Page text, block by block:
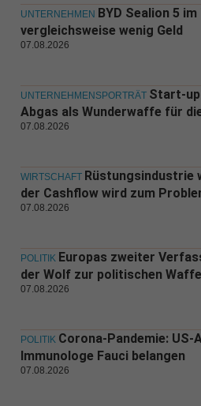
UNTERNEHMEN BYD Sealion 5
vergleichsweise wenig Geld
07.08.2026
UNTERNEHMENSPORTRÄT Start-up
Abgas als Wunderwaffe für
07.08.2026
WIRTSCHAFT Rüstungsindustrie
der Cashflow wird zum
07.08.2026
POLITIK Europas zweiter
der Wolf zur politischen
07.08.2026
POLITIK Corona-Pandemie: US-
Immunologe Fauci belangen
07.08.2026